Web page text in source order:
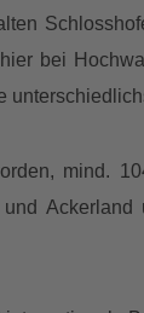
bei
mind.